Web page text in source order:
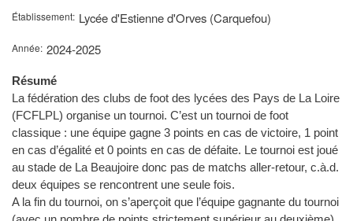
Établissement Lycée d'Estienne d'Orves (Carquefou)
Année 2024-2025
Résumé
La fédération des clubs de foot des lycées des Pays de La Loire
(FCFLPL) organise un tournoi. C’est un tournoi de foot
classique : une équipe gagne 3 points en cas de victoire, 1 point
en cas d’égalité et 0 points en cas de défaite. Le tournoi est joué
au stade de La Beaujoire donc pas de matchs aller-retour, c.à.d.
deux équipes se rencontrent une seule fois.
A la fin du tournoi, on s’aperçoit que l’équipe gagnante du tournoi